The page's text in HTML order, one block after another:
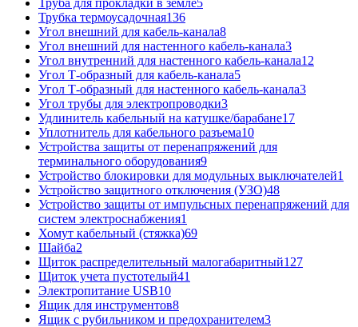
Трубка термоусадочная136
Угол внешний для кабель-канала8
Угол внешний для настенного кабель-канала3
Угол внутренний для настенного кабель-канала12
Угол Т-образный для кабель-канала5
Угол Т-образный для настенного кабель-канала3
Угол трубы для электропроводки3
Удлинитель кабельный на катушке/барабане17
Уплотнитель для кабельного разъема10
Устройства защиты от перенапряжений для
терминального оборудования9
Устройство блокировки для модульных выключателей1
Устройство защитного отключения (УЗО)48
Устройство защиты от импульсных перенапряжений для
систем электроснабжения1
Хомут кабельный (стяжка)69
Шайба2
Щиток распределительный малогабаритный127
Щиток учета пустотелый41
Электропитание USB10
Ящик для инструментов8
Ящик с рубильником и предохранителем3